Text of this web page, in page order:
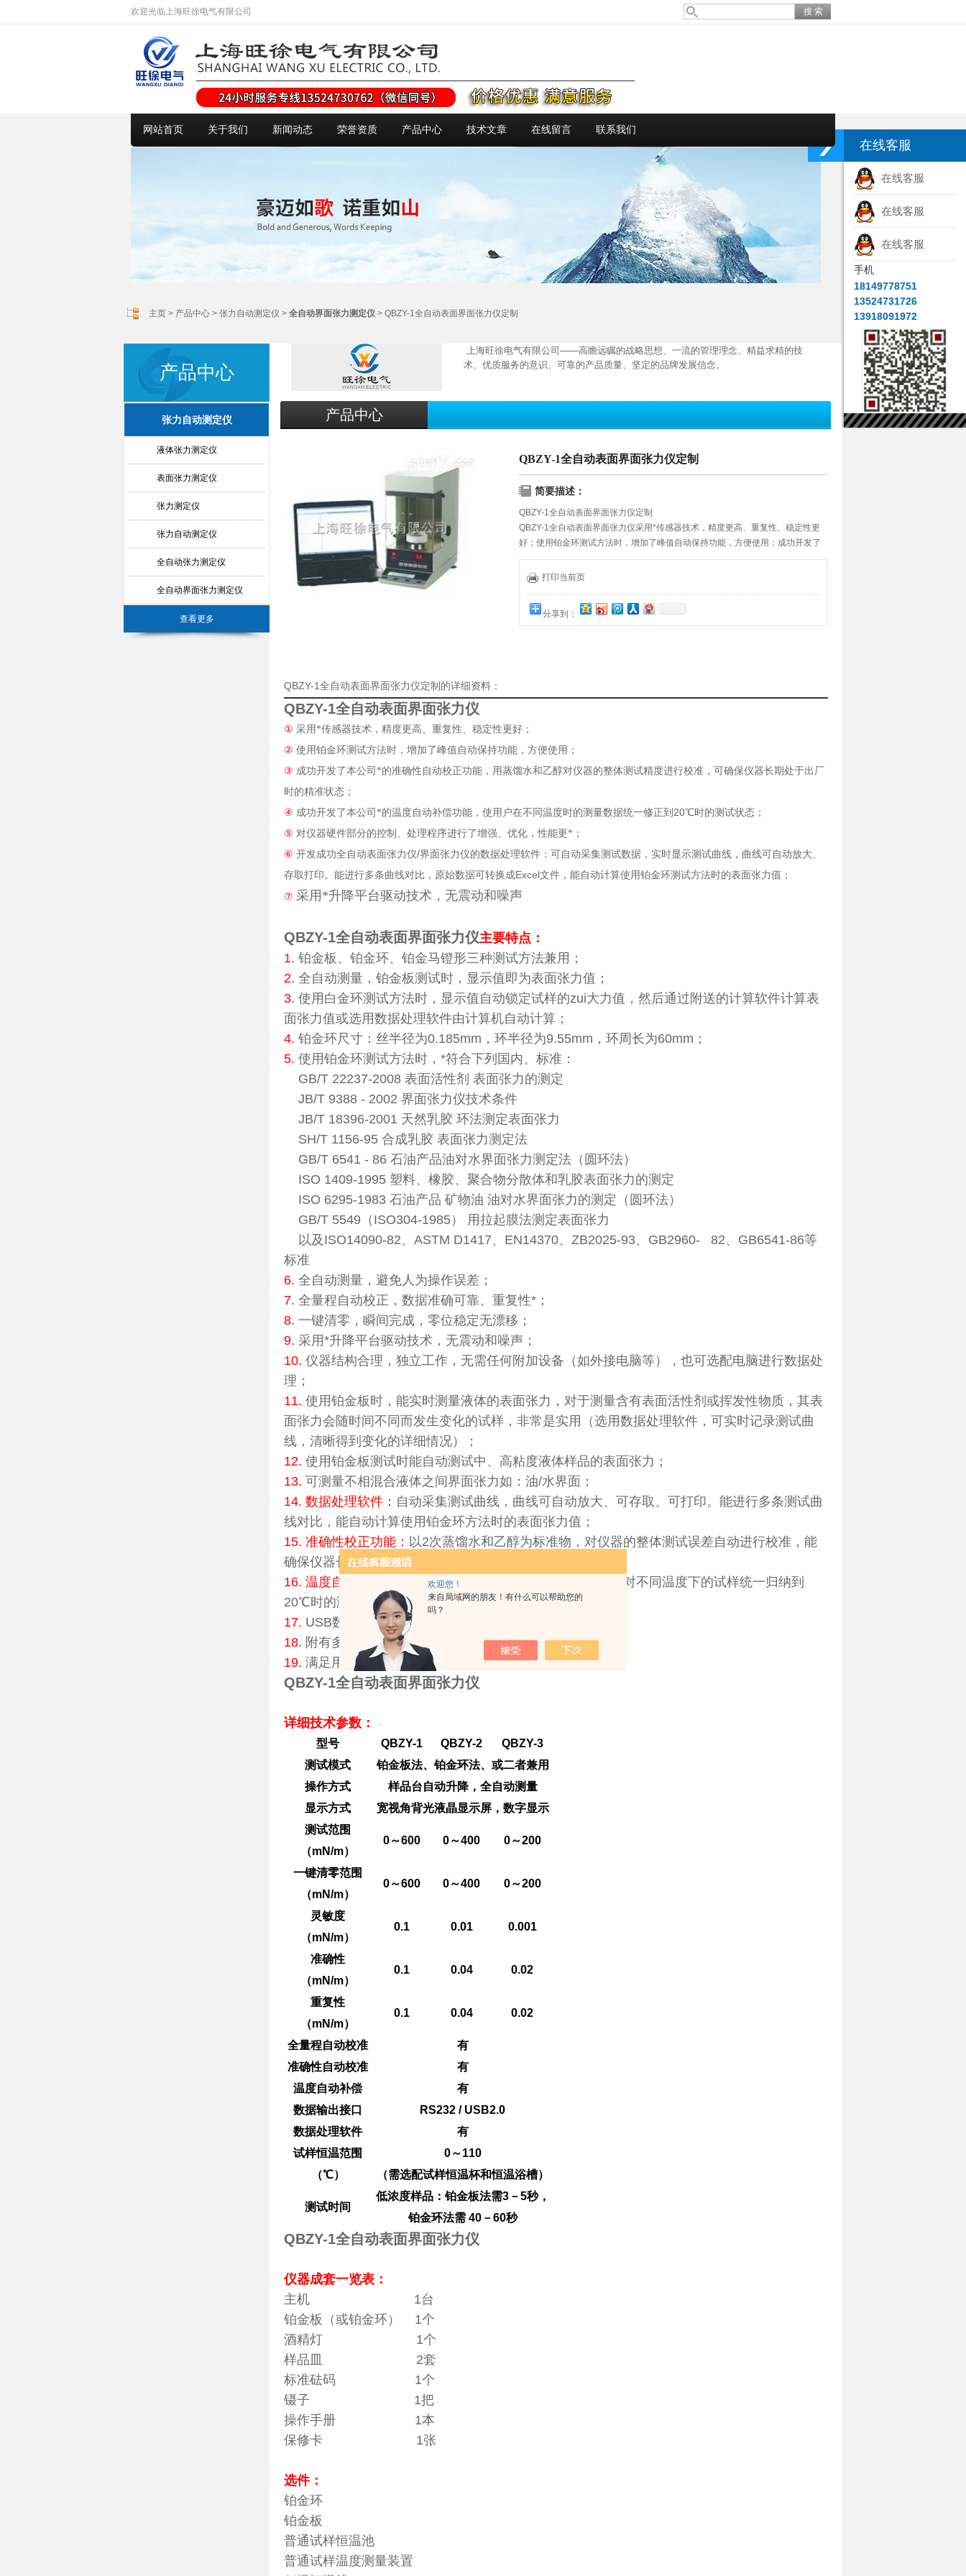
欢迎您！
来自局域网的朋友！有什么可以帮助您的
吗？
欢迎光临上海旺徐电气有限公司
网站首页 关于我们 新闻动态 荣誉资质 产品中心 技术文章 在线留言 联系我们
主页 > 产品中心 > 张力自动测定仪 > 全自动界面张力测定仪 > QBZY-1全自动表面界面张力仪定制
产品中心
张力自动测定仪
液体张力测定仪
表面张力测定仪
张力测定仪
张力自动测定仪
全自动张力测定仪
全自动界面张力测定仪
查看更多
上海旺徐电气有限公司——高瞻远瞩的战略思想、一流的管理理念、精益求精的技
术、优质服务的意识、可靠的产品质量、坚定的品牌发展信念。
产品中心
QBZY-1全自动表面界面张力仪定制
简要描述：
QBZY-1全自动表面界面张力仪定制
QBZY-1全自动表面界面张力仪采用*传感器技术，精度更高、重复性、稳定性更
好；使用铂金环测试方法时，增加了峰值自动保持功能，方便使用；成功开发了
本公司*的准确性自动校正功能，用蒸馏水和乙醇对仪器的整体测试精度进行校
准，可确保仪器长期处于出厂时的精准状态；
打印当前页
分享到：
QBZY-1全自动表面界面张力仪定制的详细资料：
QBZY-1全自动表面界面张力仪
① 采用*传感器技术，精度更高、重复性、稳定性更好；
② 使用铂金环测试方法时，增加了峰值自动保持功能，方便使用；
③ 成功开发了本公司*的准确性自动校正功能，用蒸馏水和乙醇对仪器的整体测试精度进行校准，可确保仪器长期处于出厂
时的精准状态；
④ 成功开发了本公司*的温度自动补偿功能，使用户在不同温度时的测量数据统一修正到 20℃时的测试状态；
⑤ 对仪器硬件部分的控制、处理程序进行了增强、优化，性能更*；
⑥ 开发成功全自动表面张力仪/界面张力仪的数据处理软件：可自动采集测试数据，实时显示测试曲线，曲线可自动放大、
存取打印。能进行多条曲线对比，原始数据可转换成Excel文件，能自动计算使用铂金环测试方法时的表面张力值；
⑦ 采用*升降平台驱动技术，无震动和噪声
QBZY-1全自动表面界面张力仪主要特点：
1. 铂金板、铂金环、铂金马镫形三种测试方法兼用；
2. 全自动测量，铂金板测试时，显示值即为表面张力值；
3. 使用白金环测试方法时，显示值自动锁定试样的zui大力值，然后通过附送的计算软件计算表
面张力值或选用数据处理软件由计算机自动计算；
4. 铂金环尺寸：丝半径为0.185mm，环半径为9.55mm，环周长为60mm；
5. 使用铂金环测试方法时，*符合下列国内、标准：
GB/T 22237-2008 表面活性剂 表面张力的测定
JB/T 9388 - 2002 界面张力仪技术条件
JB/T 18396-2001 天然乳胶 环法测定表面张力
SH/T 1156-95 合成乳胶 表面张力测定法
GB/T 6541 - 86 石油产品油对水界面张力测定法（圆环法）
ISO 1409-1995 塑料、橡胶、聚合物分散体和乳胶表面张力的测定
ISO 6295-1983 石油产品 矿物油 油对水界面张力的测定（圆环法）
GB/T 5549（ISO304-1985） 用拉起膜法测定表面张力
以及ISO14090-82、ASTM D1417、EN14370、ZB2025-93、GB2960- 82、GB6541-86等
标准
6. 全自动测量，避免人为操作误差；
7. 全量程自动校正，数据准确可靠、重复性*；
8. 一键清零，瞬间完成，零位稳定无漂移；
9. 采用*升降平台驱动技术，无震动和噪声；
10. 仪器结构合理，独立工作，无需任何附加设备（如外接电脑等），也可选配电脑进行数据处
理；
11. 使用铂金板时，能实时测量液体的表面张力，对于测量含有表面活性剂或挥发性物质，其表
面张力会随时间不同而发生变化的试样，非常是实用（选用数据处理软件，可实时记录测试曲
线，清晰得到变化的详细情况）；
12. 使用铂金板测试时能自动测试中、高粘度液体样品的表面张力；
13. 可测量不相混合液体之间界面张力如：油/水界面；
14. 数据处理软件： 自动采集测试曲线，曲线可自动放大、可存取、可打印。能进行多条测试曲
线对比，能自动计算使用铂金环方法时的表面张力值；
15. 准确性校正功能： 以2次蒸馏水和乙醇为标准物，对仪器的整体测试误差自动进行校准，能
确保仪器长期处于出厂时的精准状态；
16. 温度自动补偿功能：
以2次蒸馏水和乙醇为标准物，自动对不同温度下的试样统一归纳到
20℃时的测试值；
17. USB数据输出接口，方便与笔记本电脑连接；
18. 附有多种温度控制选件，满足不同的测试要求；
19. 满足用户的特殊要求，承接非标产品。
QBZY-1全自动表面界面张力仪
详细技术参数：
型号 QBZY-1 QBZY-2
QBZY-3
测试模式
铂金板法、铂金环法、或二者兼用
操作方式
样品台自动升降，全自动测量
显示方式
宽视角背光液晶显示屏，数字显示
测试范围
（mN/m）
0～600 0～400 0～200
一键清零范围
（mN/m）
0～600 0～400 0～200
灵敏度
（mN/m）
0.1 0.01 0.001
准确性
（mN/m）
0.1 0.04 0.02
重复性
（mN/m）
0.1 0.04 0.02
全量程自动校准
有
准确性自动校准
有
温度自动补偿
有
数据输出接口
RS232 / USB2.0
数据处理软件
有
试样恒温范围
（℃）
0～110
（需选配试样恒温杯和恒温浴槽）
测试时间
低浓度样品：铂金板法需3－5秒，
铂金环法需 40－60秒
QBZY-1全自动表面界面张力仪
仪器成套一览表：
主机 1台
铂金板（或铂金环） 1个
酒精灯 1个
样品皿 2套
标准砝码 1个
镊子 1把
操作手册 1本
保修卡 1张
选件：
铂金环
铂金板
普通试样恒温池
普通试样温度测量装置
在线客服
在线客服
在线客服
在线客服
手机
18149778751
13524731726
13918091972